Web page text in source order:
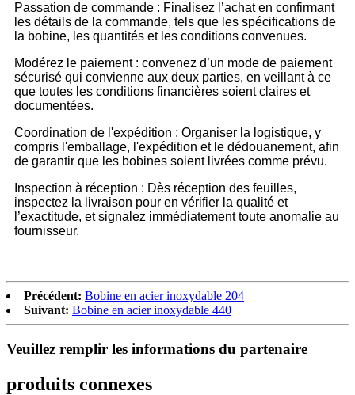
Passation de commande : Finalisez l’achat en confirmant
les détails de la commande, tels que les spécifications de
la bobine, les quantités et les conditions convenues.
Modérez le paiement : convenez d’un mode de paiement
sécurisé qui convienne aux deux parties, en veillant à ce
que toutes les conditions financières soient claires et
documentées.
Coordination de l'expédition : Organiser la logistique, y
compris l'emballage, l'expédition et le dédouanement, afin
de garantir que les bobines soient livrées comme prévu.
Inspection à réception : Dès réception des feuilles,
inspectez la livraison pour en vérifier la qualité et
l’exactitude, et signalez immédiatement toute anomalie au
fournisseur.
Précédent: Bobine en acier inoxydable 204
Suivant: Bobine en acier inoxydable 440
Veuillez remplir les informations du partenaire
produits connexes